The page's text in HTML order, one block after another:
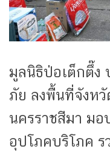
มูลนิธิป่อเต็กตึ๊ง
ภัย ลงพื้นที่จังหวั
นครราชสีมา มอ
อุปโภคบริโภค